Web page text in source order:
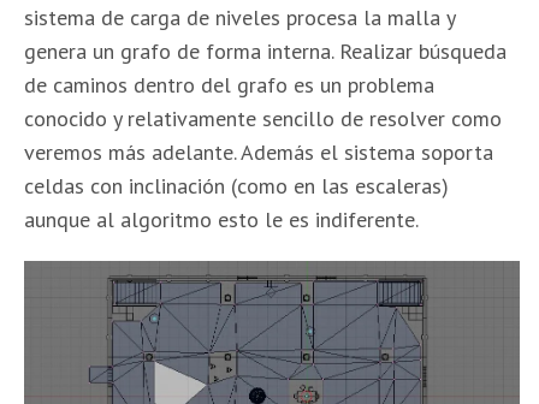
sistema de carga de niveles procesa la malla y
genera un grafo de forma interna. Realizar búsqueda
de caminos dentro del grafo es un problema
conocido y relativamente sencillo de resolver como
veremos más adelante. Además el sistema soporta
celdas con inclinación (como en las escaleras)
aunque al algoritmo esto le es indiferente.